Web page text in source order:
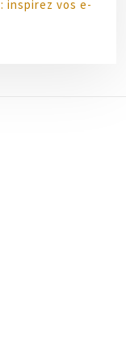
inspirez vos e-